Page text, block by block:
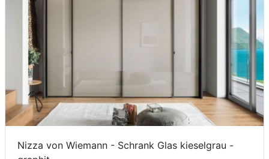
Nizza von Wiemann - Schrank Glas kieselgrau -